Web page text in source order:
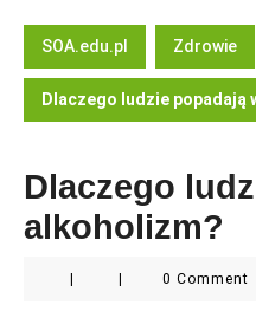
SOA.edu.pl Zdrowie
Dlaczego ludzie popadają
Dlaczego
alkoholizm?
0 Comment